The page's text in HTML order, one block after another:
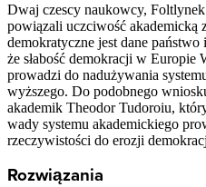
Dwaj czescy naukowcy,
powiązali uczciwość akademicką
demokratyczne jest dane
że słabość demokracji w Europie
prowadzi do nadużywania
wyższego. Do podobnego
akademik Theodor Tudoroiu,
wady systemu akademickiego
rzeczywistości do erozji
Rozwiązania